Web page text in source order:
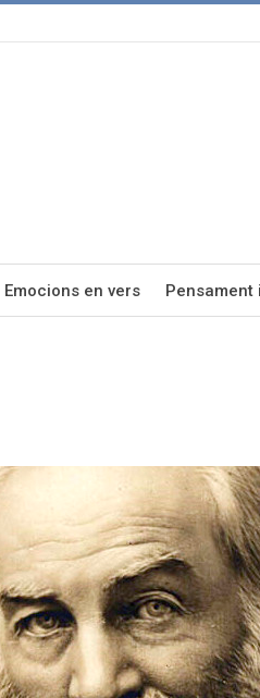
Emocions en vers Pensament